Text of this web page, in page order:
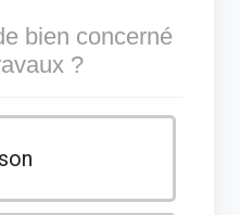
bien concerné
?